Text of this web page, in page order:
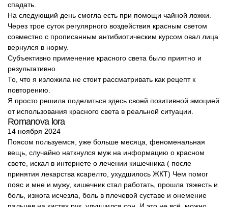
спадать.
На следующий день смогла есть при помощи чайной ложки.
Через трое суток регулярного воздействия красным светом
совместно с прописанным антибиотическим курсом овал лица
вернулся в норму.
Субъективно применение красного света было приятно и
результативно.
То, что я изложила не стоит рассматривать как рецепт к
повторению.
Я просто решила поделиться здесь своей позитивной эмоцией
от использования красного света в реальной ситуации.
Romanova lora
14 ноября 2024
Поясом пользуемся, уже больше месяца, феноменальная
вещь, случайно наткнулся муж на информацию о красном
свете, искал в интернете о лечении кишечника ( после
принятия лекарства ксарелто, ухудшилось ЖКТ) Чем помог
пояс и мне и мужу, кишечник стал работать, прошла тяжесть и
боль, изжога исчезла, боль в плечевой суставе и онемение